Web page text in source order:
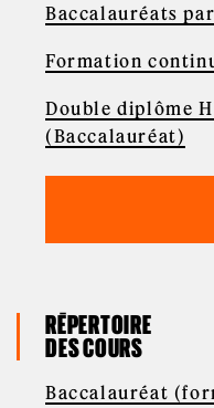
Baccalauréats
Formation
Double diplôme
(Baccalauréat)
RÉPERTOIRE
DES COURS
Baccalauréat